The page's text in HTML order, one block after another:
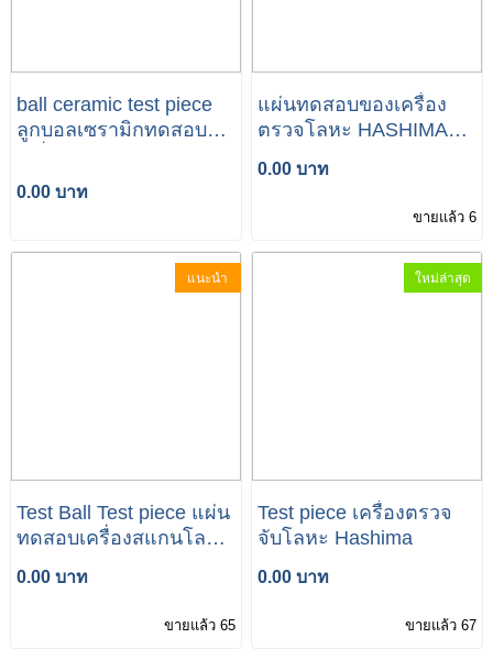
ball ceramic test piece
ลูกบอลเซรามิกทดสอบ
0.00 บาท
แผ่นทดสอบของเครื่อง
ตรวจโลหะ HASHIMA
0.00 บาท
ขายแล้ว 6
แนะนำ
Test Ball Test piece แผ่น
ทดสอบเครื่องสแกนโลหะ
0.00 บาท
ขายแล้ว 65
ใหม่ล่าสุด
Test piece เครื่องตรวจ
จับโลหะ Hashima
0.00 บาท
ขายแล้ว 67